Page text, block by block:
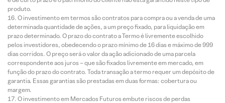
produto.
O investimento em termos são contratos para compra ou a venda de uma
determinada quantidade de ações, a um preço fixado, para liquidação em
prazo determinado. O prazo do contrato a Termo é livremente escolhido
pelos investidores, obedecendo o prazo mínimo de 16 dias e máximo de 999
dias corridos. O preço será o valor da ação adicionado de uma parcela
correspondente aos juros – que são fixados livremente em mercado, em
função do prazo do contrato. Toda transação a termo requer um depósito de
garantia. Essas garantias são prestadas em duas formas: cobertura ou
margem.
O investimento em Mercados Futuros embute riscos de perdas